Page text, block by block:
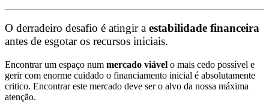
O derradeiro desafio é atingir a estabilidade financeira
antes de esgotar os recursos iniciais.
Encontrar um espaço num mercado viável o mais cedo possível e
gerir com enorme cuidado o financiamento inicial é absolutamente
critico. Encontrar este mercado deve ser o alvo da nossa máxima
atenção.